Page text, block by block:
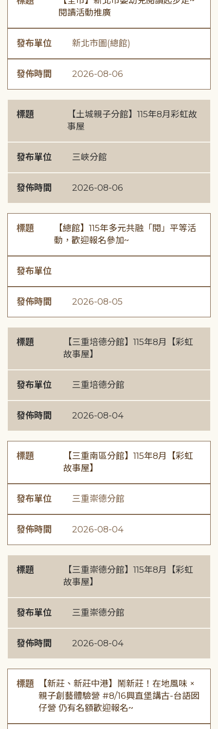
閱讀活動推廣
發布單位 新北市圖(總館)
發佈時間 2026-08-06
標題
【土城親子分館】115年8月彩虹故
事屋
發布單位 三峽分館
發佈時間 2026-08-06
標題
【總館】115年多元共融「閱」平等活
動，歡迎報名參加~
發布單位
發佈時間 2026-08-05
標題
【三重培德分館】115年8月【彩虹
故事屋】
發布單位 三重培德分館
發佈時間 2026-08-04
標題
【三重南區分館】115年8月【彩虹
故事屋】
發布單位 三重崇德分館
發佈時間 2026-08-04
標題
【三重崇德分館】115年8月【彩虹
故事屋】
發布單位 三重崇德分館
發佈時間 2026-08-04
標題
【新莊、新莊中港】鬧新莊！在地風味 ×
親子創藝體驗營 #8/16興直堡講古-台語囡
仔營 仍有名額歡迎報名~